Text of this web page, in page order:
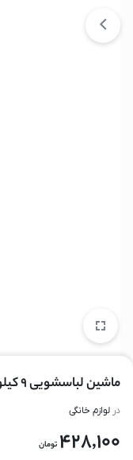
ماشین لباسشویی 9 کیلویی بوش مدل WGA242X0ME
در لوازم خانگی
428,100 تومان